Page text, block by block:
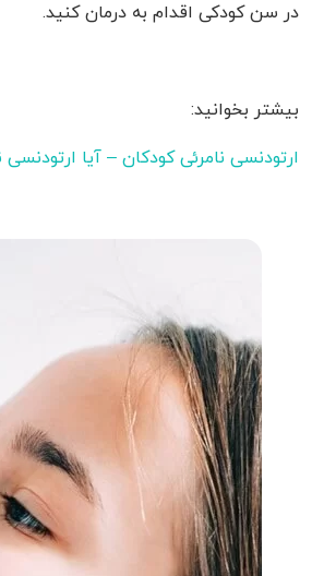
در سن کودکی اقدام به درمان کنید.
بیشتر بخوانید:
ارتودنسی نامرئی کودکان – آیا